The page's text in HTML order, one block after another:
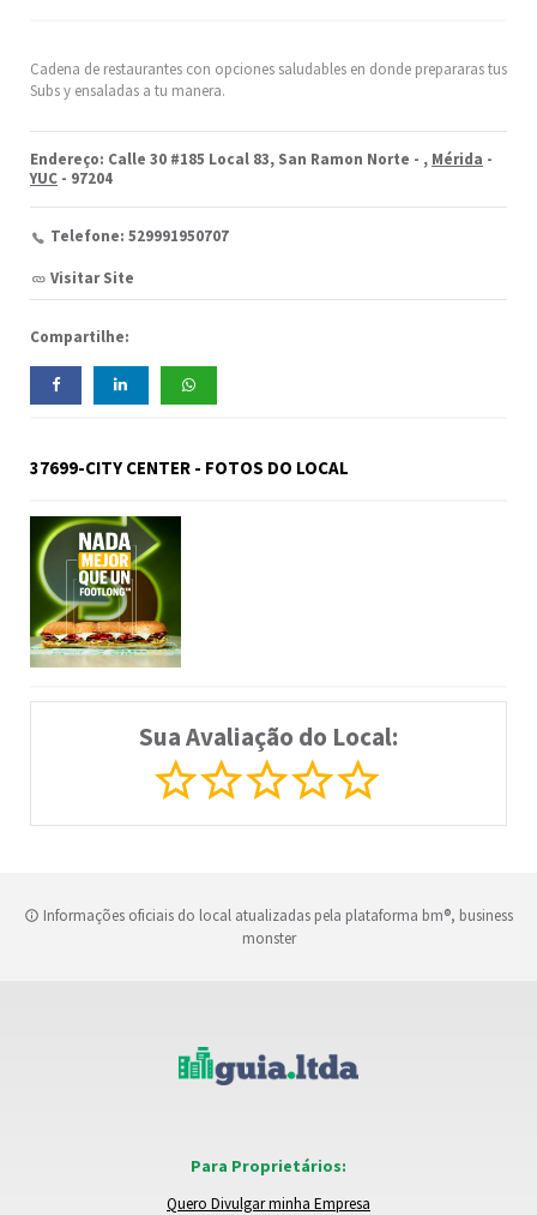
Cadena de restaurantes con opciones saludables en donde prepararas tus
Subs y ensaladas a tu manera.
Endereço: Calle 30 #185 Local 83, San Ramon Norte - , Mérida -
YUC - 97204
Telefone: 529991950707
Visitar Site
Compartilhe:
37699-CITY CENTER - FOTOS DO LOCAL
Sua Avaliação do Local:
Informações oficiais do local atualizadas pela plataforma bm®, business
monster
Para Proprietários:
Quero Divulgar minha Empresa